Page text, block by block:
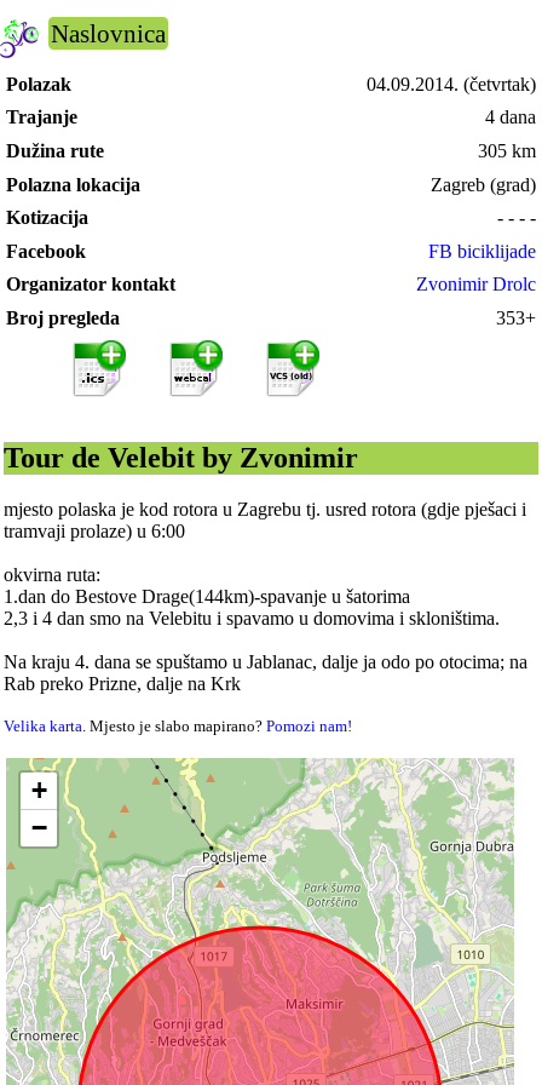
Naslovnica
Polazak 04.09.2014. (četvrtak)
Trajanje
4 dana
Dužina rute
305 km
Polazna lokacija
Zagreb (grad)
Kotizacija
- - - -
Facebook
FB biciklijade
Organizator kontakt
Zvonimir Drolc
Broj pregleda
353+
Tour de Velebit by Zvonimir
mjesto polaska je kod rotora u Zagrebu tj. usred rotora (gdje pješaci i
tramvaji prolaze) u 6:00
okvirna ruta:
1.dan do Bestove Drage(144km)-spavanje u šatorima
2,3 i 4 dan smo na Velebitu i spavamo u domovima i skloništima.
Na kraju 4. dana se spuštamo u Jablanac, dalje ja odo po otocima; na
Rab preko Prizne, dalje na Krk
Velika karta. Mjesto je slabo mapirano?Pomozi nam!
+
−